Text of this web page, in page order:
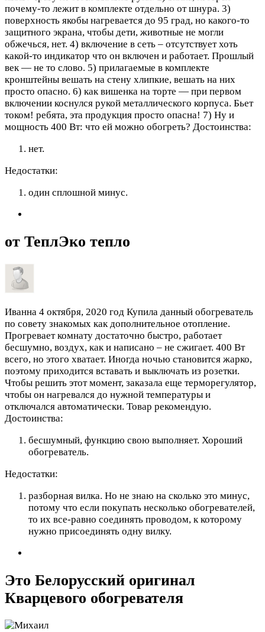
почему-то лежит в комплекте отдельно от шнура. 3)
поверхность якобы нагревается до 95 град, но какого-то
защитного экрана, чтобы дети, животные не могли
обжечься, нет. 4) включение в сеть – отсутствует хоть
какой-то индикатор что он включен и работает. Прошлый
век — не то слово. 5) прилагаемые в комплекте
кронштейны вешать на стену хлипкие, вешать на них
просто опасно. 6) как вишенка на торте — при первом
включении коснулся рукой металлического корпуса. Бьет
током! ребята, эта продукция просто опасна! 7) Ну и
мощность 400 Вт: что ей можно обогреть? Достоинства:
нет.
Недостатки:
один сплошной минус.
от ТеплЭко тепло
Иванна 4 октября, 2020 год Купила данный обогреватель
по совету знакомых как дополнительное отопление.
Прогревает комнату достаточно быстро, работает
бесшумно, воздух, как и написано – не сжигает. 400 Вт
всего, но этого хватает. Иногда ночью становится жарко,
поэтому приходится вставать и выключать из розетки.
Чтобы решить этот момент, заказала еще терморегулятор,
чтобы он нагревался до нужной температуры и
отключался автоматически. Товар рекомендую.
Достоинства:
бесшумный, функцию свою выполняет. Хороший
обогреватель.
Недостатки:
разборная вилка. Но не знаю на сколько это минус,
потому что если покупать несколько обогревателей,
то их все-равно соединять проводом, к которому
нужно присоединять одну вилку.
Это Белорусский оригинал
Кварцевого обогревателя